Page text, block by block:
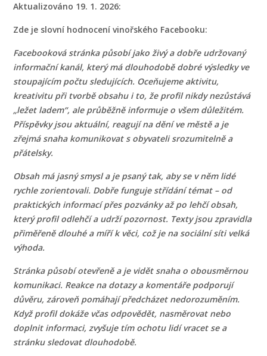
Aktualizováno 19. 1. 2026:
Zde je slovní hodnocení vinořského Facebooku:
Facebooková stránka působí jako živý a dobře udržovaný
informační kanál, který má dlouhodobě dobré výsledky ve
stoupajícím počtu sledujících. Oceňujeme aktivitu,
kreativitu při tvorbě obsahu i to, že profil nikdy nezůstává
„ležet ladem“, ale průběžně informuje o všem důležitém.
Příspěvky jsou aktuální, reagují na dění ve městě a je
zřejmá snaha komunikovat s obyvateli srozumitelně a
přátelsky.
Obsah má jasný smysl a je psaný tak, aby se v něm lidé
rychle zorientovali. Dobře funguje střídání témat – od
praktických informací přes pozvánky až po lehčí obsah,
který profil odlehčí a udrží pozornost. Texty jsou zpravidla
přiměřeně dlouhé a míří k věci, což je na sociální síti velká
výhoda.
Stránka působí otevřeně a je vidět snaha o obousměrnou
komunikaci. Reakce na dotazy a komentáře podporují
důvěru, zároveň pomáhají předcházet nedorozuměním.
Když profil dokáže včas odpovědět, nasměrovat nebo
doplnit informaci, zvyšuje tím ochotu lidí vracet se a
stránku sledovat dlouhodobě.